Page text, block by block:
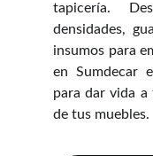
tapicería.
densidades,
insumos para
en Sumdecar
para dar vida a
de tus muebles.